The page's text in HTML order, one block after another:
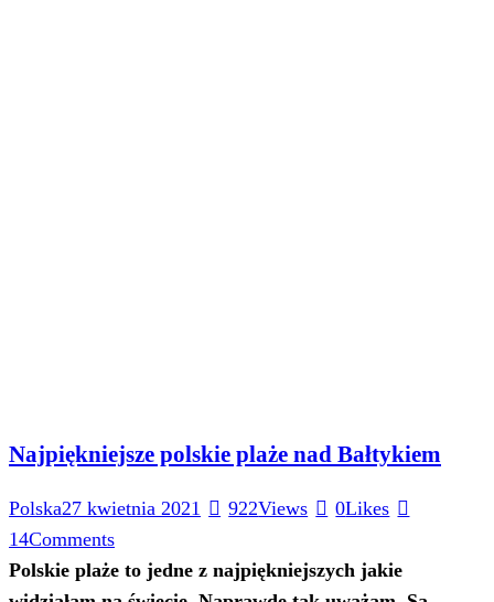
Najpiękniejsze polskie plaże nad Bałtykiem
Polska27 kwietnia 2021 922Views 0Likes
14Comments
Polskie plaże to jedne z najpiękniejszych jakie